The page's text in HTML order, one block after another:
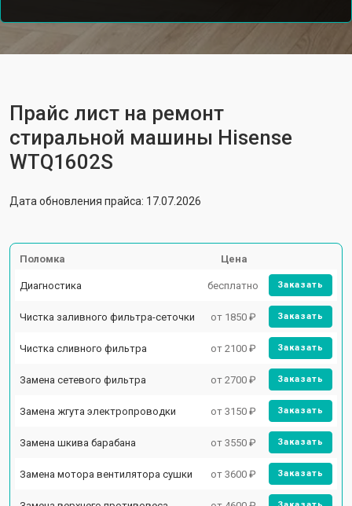
Прайс лист на ремонт
стиральной машины Hisense
WTQ1602S
Дата обновления прайса: 17.07.2026
Поломка Цена
Диагностика бесплатно Заказать
Чистка заливного фильтра-сеточки от 1850 ₽ Заказать
Чистка сливного фильтра от 2100 ₽ Заказать
Замена сетевого фильтра от 2700 ₽ Заказать
Замена жгута электропроводки от 3150 ₽ Заказать
Замена шкива барабана от 3550 ₽ Заказать
Замена мотора вентилятора сушки от 3600 ₽ Заказать